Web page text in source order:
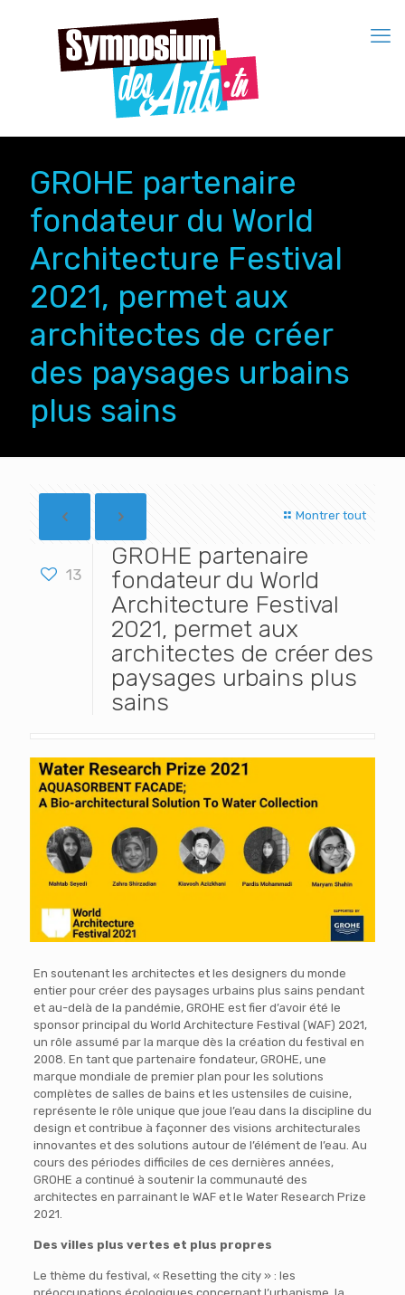
GROHE partenaire
fondateur du World
Architecture Festival
2021, permet aux
architectes de créer
des paysages urbains
plus sains
Montrer tout
13
GROHE partenaire
fondateur du World
Architecture Festival
2021, permet aux
architectes de créer des
paysages urbains plus
sains
En soutenant les architectes et les designers du monde
entier pour créer des paysages urbains plus sains pendant
et au-delà de la pandémie, GROHE est fier d’avoir été le
sponsor principal du World Architecture Festival (WAF) 2021,
un rôle assumé par la marque dès la création du festival en
2008. En tant que partenaire fondateur, GROHE, une
marque mondiale de premier plan pour les solutions
complètes de salles de bains et les ustensiles de cuisine,
représente le rôle unique que joue l’eau dans la discipline du
design et contribue à façonner des visions architecturales
innovantes et des solutions autour de l’élément de l’eau. Au
cours des périodes difficiles de ces dernières années,
GROHE a continué à soutenir la communauté des
architectes en parrainant le WAF et le Water Research Prize
2021.
Des villes plus vertes et plus propres
Le thème du festival, « Resetting the city » : les